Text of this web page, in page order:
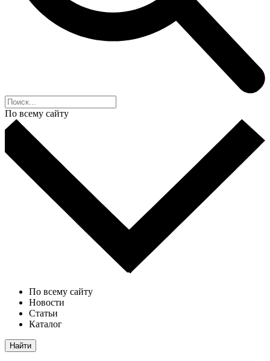
По всему сайту
По всему сайту
Новости
Статьи
Каталог
Найти